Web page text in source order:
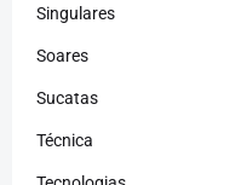
Singulares
Soares
Sucatas
Técnica